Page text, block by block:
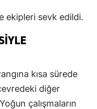
ekipleri sevk edildi.
kısa sürede
diğer
çalışmaların